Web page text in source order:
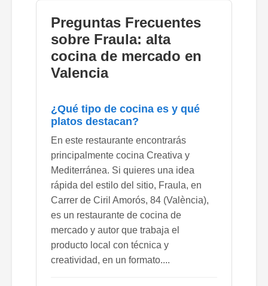
Preguntas Frecuentes
sobre Fraula: alta
cocina de mercado en
Valencia
¿Qué tipo de cocina es y qué
platos destacan?
En este restaurante encontrarás
principalmente cocina Creativa y
Mediterránea. Si quieres una idea
rápida del estilo del sitio, Fraula, en
Carrer de Ciril Amorós, 84 (València),
es un restaurante de cocina de
mercado y autor que trabaja el
producto local con técnica y
creatividad, en un formato....